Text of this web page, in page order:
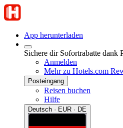
App herunterladen
Sichere dir Sofortrabatte dank
Anmelden
Mehr zu Hotels.com
Posteingang
Reisen buchen
Hilfe
Deutsch · EUR · DE